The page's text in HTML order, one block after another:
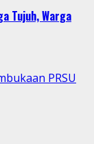
Tujuh, Warga
PRSU